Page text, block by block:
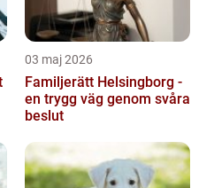
03 maj 2026
Familjerätt Helsingborg -
en trygg väg genom svåra
beslut